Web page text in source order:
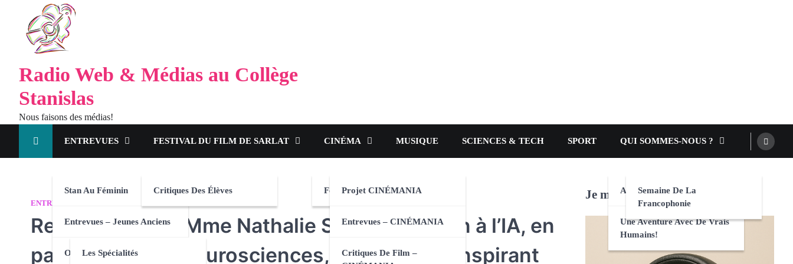
Radio Web & Médias au Collège
Stanislas
Nous faisons des médias!
ENTREVUES
Stan Au Féminin
Entrevues – Jeunes Anciens
Orientation
Les Spécialités
FESTIVAL DU FILM DE SARLAT
Critiques Des Élèves
CINÉMA
Festival CINÉMANIA 2024
Projet CINÉMANIA
Entrevues – CINÉMANIA
Critiques De Film –
MUSIQUE SCIENCES & TECH SPORT QUI SOMMES-NOUS ?
AEFESemaine De La
Francophonie
Une Aventure Avec De Vrais
Humains!
ENTREVUES
Rencontre avec Mme Nathalie Sanon : de Stan à l’IA, en
passant par les neurosciences, un parcours inspirant
Je m'abonne au site! :-)